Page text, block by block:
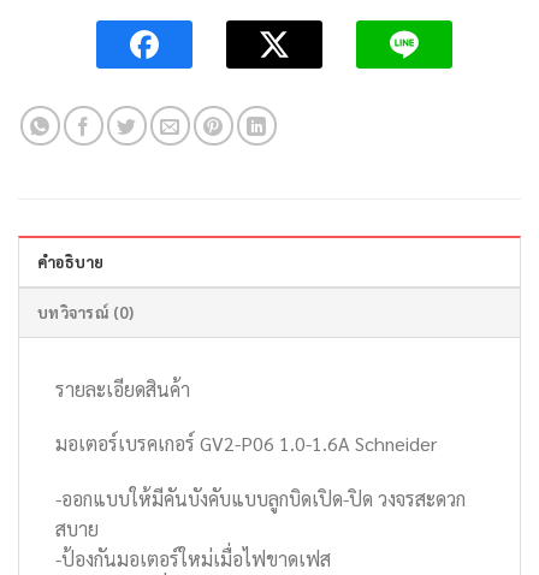
คำอธิบาย
บทวิจารณ์ (0)
รายละเอียดสินค้า
มอเตอร์เบรคเกอร์ GV2-P06 1.0-1.6A Schneider
-ออกแบบให้มีคันบังคับแบบลูกบิดเปิด-ปิด วงจรสะดวก
สบาย
-ป้องกันมอเตอร์ใหม่เมื่อไฟขาดเฟส